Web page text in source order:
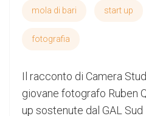
mola di bari start up
fotografia
Il racconto di Camera
giovane fotografo Ruben
up sostenute dal GAL